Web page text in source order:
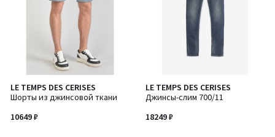
LE TEMPS DES CERISES
Шорты из джинсовой ткани
10649 ₽
LE TEMPS DES CERISES
Джинсы-слим 700/11
18249 ₽